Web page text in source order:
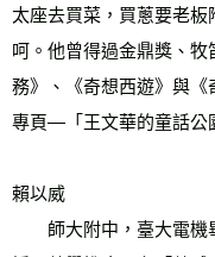
太座去買菜，買蔥要老
呵。他曾得過金鼎獎、
務》、《奇想西遊》與
專頁—「王文華的童話公
賴以威
師大附中，臺大電機